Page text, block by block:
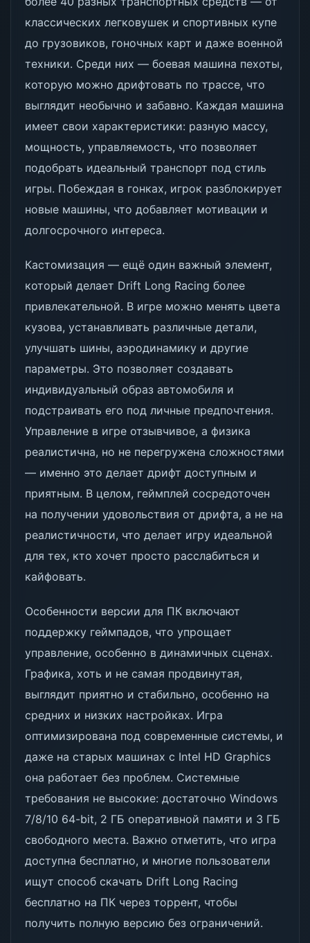
классических легковушек и спортивных купе
до грузовиков, гоночных карт и даже военной
техники. Среди них — боевая машина пехоты,
которую можно дрифтовать по трассе, что
выглядит необычно и забавно. Каждая машина
имеет свои характеристики: разную массу,
мощность, управляемость, что позволяет
подобрать идеальный транспорт под стиль
игры. Побеждая в гонках, игрок разблокирует
новые машины, что добавляет мотивации и
долгосрочного интереса.
Кастомизация — ещё один важный элемент,
который делает Drift Long Racing более
привлекательной. В игре можно менять цвета
кузова, устанавливать различные детали,
улучшать шины, аэродинамику и другие
параметры. Это позволяет создавать
индивидуальный образ автомобиля и
подстраивать его под личные предпочтения.
Управление в игре отзывчивое, а физика
реалистична, но не перегружена сложностями
— именно это делает дрифт доступным и
приятным. В целом, геймплей сосредоточен
на получении удовольствия от дрифта, а не на
реалистичности, что делает игру идеальной
для тех, кто хочет просто расслабиться и
кайфовать.
Особенности версии для ПК включают
поддержку геймпадов, что упрощает
управление, особенно в динамичных сценах.
Графика, хоть и не самая продвинутая,
выглядит приятно и стабильно, особенно на
средних и низких настройках. Игра
оптимизирована под современные системы, и
даже на старых машинах с Intel HD Graphics
она работает без проблем. Системные
требования не высокие: достаточно Windows
7/8/10 64-bit, 2 ГБ оперативной памяти и 3 ГБ
свободного места. Важно отметить, что игра
доступна бесплатно, и многие пользователи
ищут способ скачать Drift Long Racing
бесплатно на ПК через торрент, чтобы
получить полную версию без ограничений.